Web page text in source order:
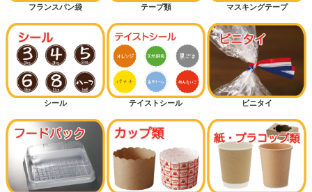
フランスパン袋 テープ類 マスキングテープ
シール テイストシール ビニタイ